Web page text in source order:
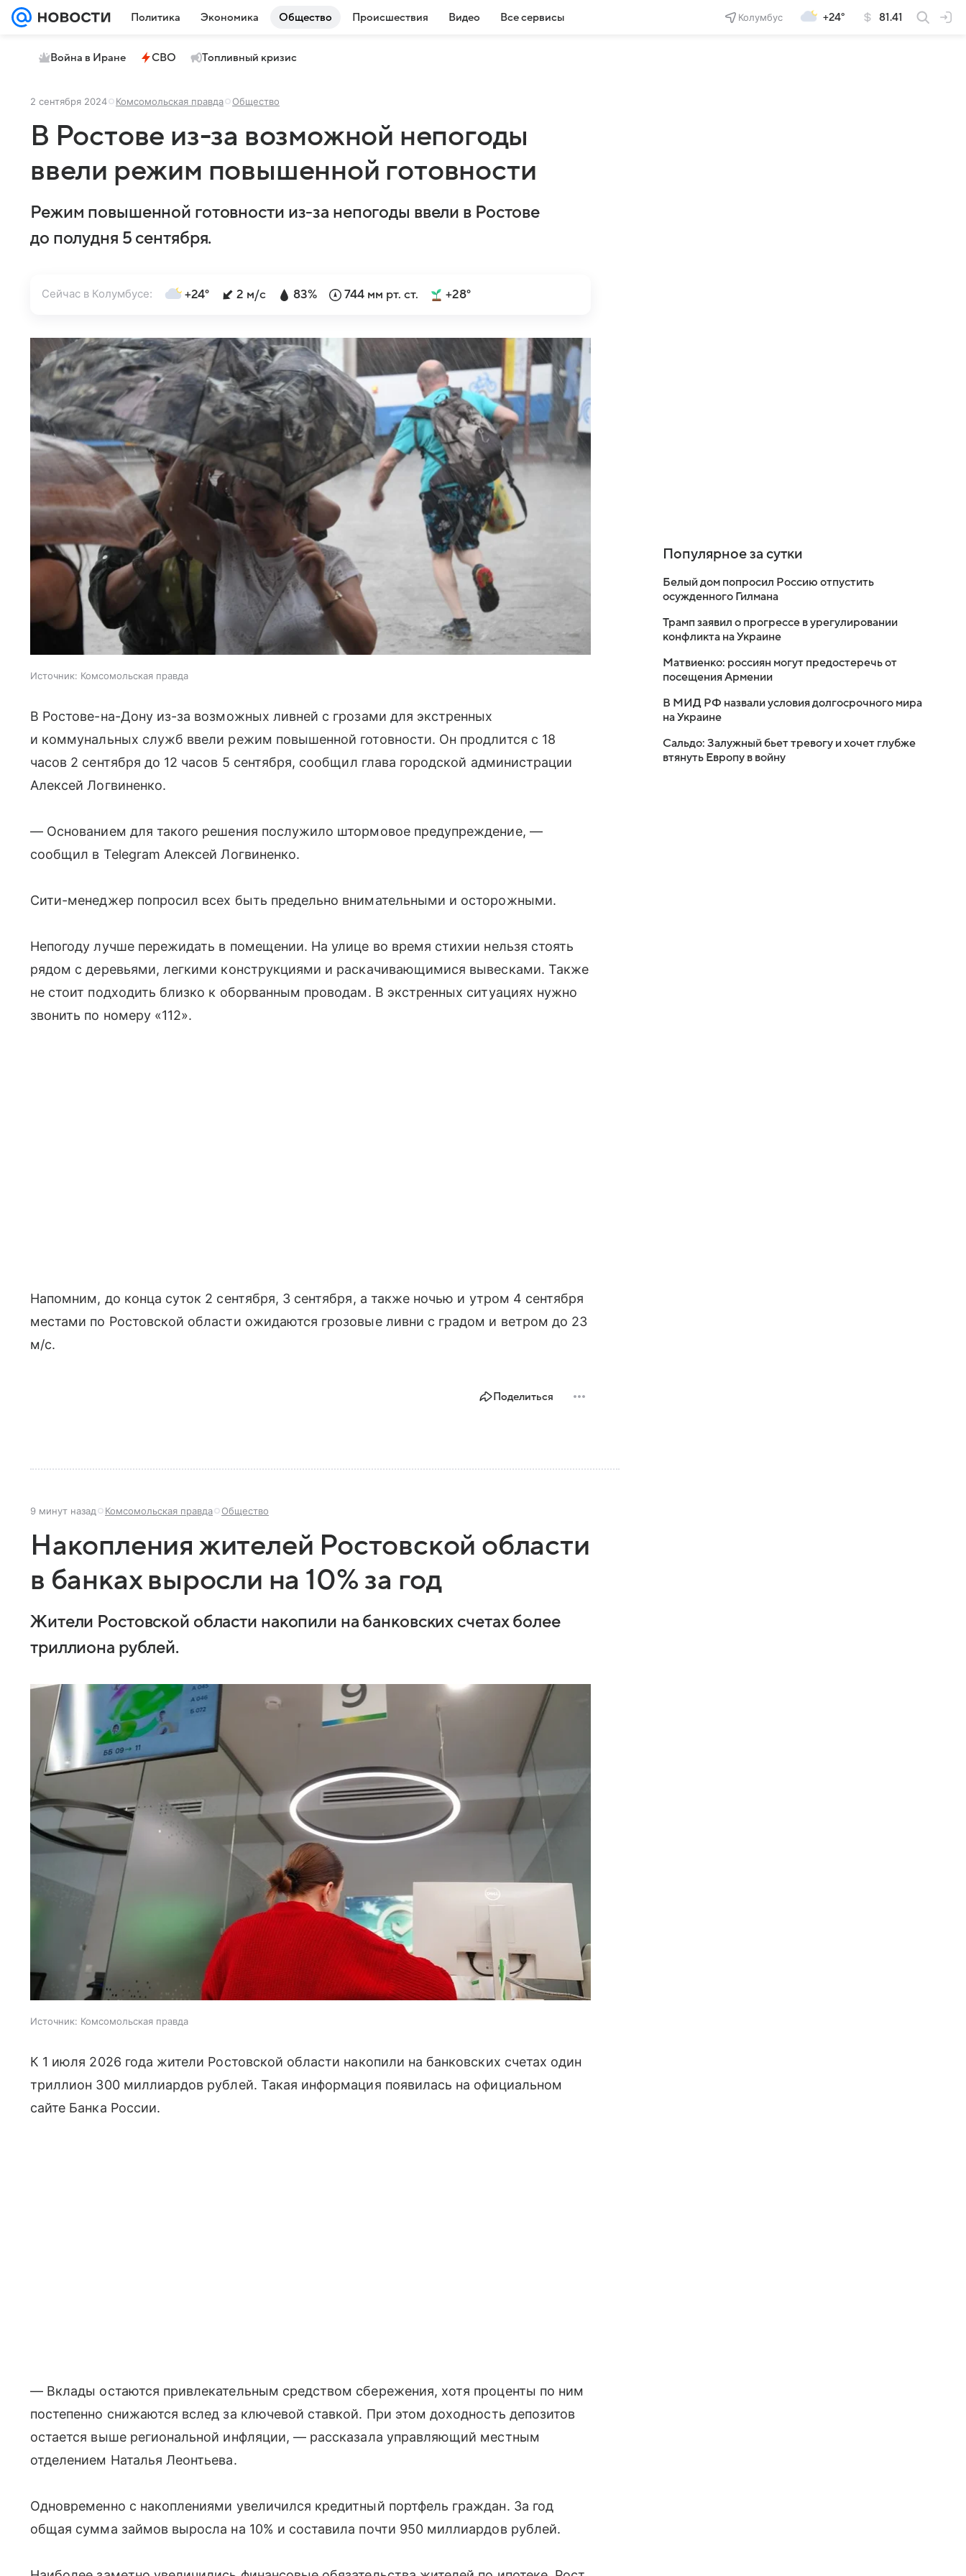
Политика Экономика Общество Происшествия Видео Все сервисы Колумбус +24° 81.41
Война в Иране СВО Топливный кризис
2 сентября 2024 Комсомольская правда Общество
В Ростове из-за возможной непогоды
ввели режим повышенной готовности
Режим повышенной готовности из-за непогоды ввели в Ростове
до полудня 5 сентября.
Сейчас в Колумбусе: +24° 2 м/с 83% 744 мм рт. ст. +28°
Источник: Комсомольская правда
В Ростове-на-Дону из-за возможных ливней с грозами для экстренных
и коммунальных служб ввели режим повышенной готовности. Он продлится с 18
часов 2 сентября до 12 часов 5 сентября, сообщил глава городской администрации
Алексей Логвиненко.
— Основанием для такого решения послужило штормовое предупреждение, —
сообщил в Telegram Алексей Логвиненко.
Сити-менеджер попросил всех быть предельно внимательными и осторожными.
Непогоду лучше пережидать в помещении. На улице во время стихии нельзя стоять
рядом с деревьями, легкими конструкциями и раскачивающимися вывесками. Также
не стоит подходить близко к оборванным проводам. В экстренных ситуациях нужно
звонить по номеру «112».
Напомним, до конца суток 2 сентября, 3 сентября, а также ночью и утром 4 сентября
местами по Ростовской области ожидаются грозовые ливни с градом и ветром до 23
м/с.
Поделиться
9 минут назад Комсомольская правда Общество
Накопления жителей Ростовской области
в банках выросли на 10% за год
Жители Ростовской области накопили на банковских счетах более
триллиона рублей.
Источник: Комсомольская правда
К 1 июля 2026 года жители Ростовской области накопили на банковских счетах один
триллион 300 миллиардов рублей. Такая информация появилась на официальном
сайте Банка России.
— Вклады остаются привлекательным средством сбережения, хотя проценты по ним
постепенно снижаются вслед за ключевой ставкой. При этом доходность депозитов
остается выше региональной инфляции, — рассказала управляющий местным
отделением Наталья Леонтьева.
Одновременно с накоплениями увеличился кредитный портфель граждан. За год
общая сумма займов выросла на 10% и составила почти 950 миллиардов рублей.
Популярное за сутки
Белый дом попросил Россию отпустить
осужденного Гилмана
Трамп заявил о прогрессе в урегулировании
конфликта на Украине
Матвиенко: россиян могут предостеречь от
посещения Армении
В МИД РФ назвали условия долгосрочного мира
на Украине
Сальдо: Залужный бьет тревогу и хочет глубже
втянуть Европу в войну